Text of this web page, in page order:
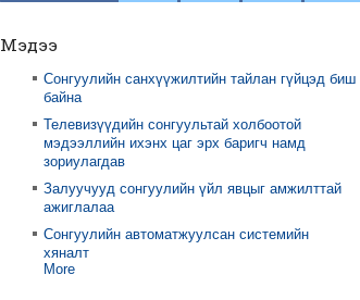
Мэдээ
Сонгуулийн санхүүжилтийн тайлан гүйцэд биш
байна
Телевизүүдийн сонгуультай холбоотой
мэдээллийн ихэнх цаг эрх баригч намд
зориулагдав
Залуучууд сонгуулийн үйл явцыг амжилттай
ажиглалаа
Сонгуулийн автоматжуулсан системийн
хяналт
More